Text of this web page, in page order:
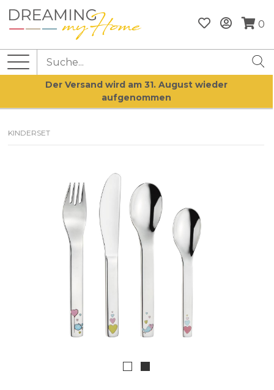
0
Der Versand wird am 31. August wieder
aufgenommen
KINDERSET